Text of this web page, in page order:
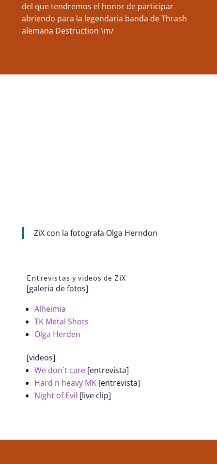
del que tendremos el honor de participar
abriendo para la legendaria banda de Thrash
alemana Destruction \m/
ZiX con la fotografa Olga Herndon
Entrevistas y videos de ZiX
[galeria de fotos]
Alheimia
TK Metal Shots
Olga Herden
[videos]
We don´t care[entrevista]
Hard n heavy MK[entrevista]
Night of Evil [live clip]